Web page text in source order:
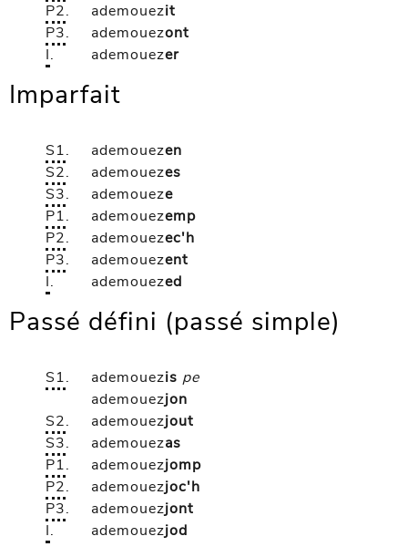
P2. ademouezit
P3. ademouezont
I. ademouezer
Imparfait
S1. ademouezen
S2. ademouezes
S3. ademoueze
P1. ademouezemp
P2. ademouezec'h
P3. ademouezent
I. ademouezed
Passé défini (passé simple)
S1. ademouezis pe
ademouezjon
S2. ademouezjout
S3. ademouezas
P1. ademouezjomp
P2. ademouezjoc'h
P3. ademouezjont
I. ademouezjod